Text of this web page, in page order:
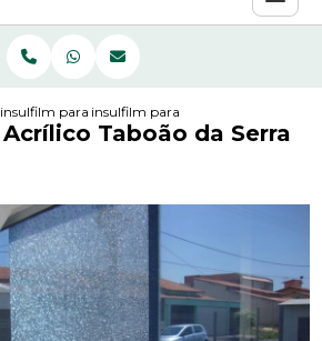
insulfilm para acrilicoinsulfilm para acrilico taboao da
Taboão da Serra